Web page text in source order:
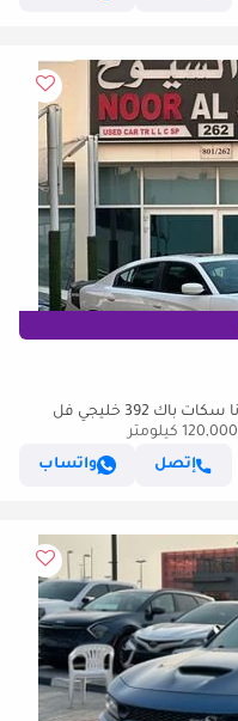
دودج تشارجر DAYTONA دودج تشارجر دايتونا سكات باك 392 خليجي فل
120,000 كيلومتر
إتصل
واتساب